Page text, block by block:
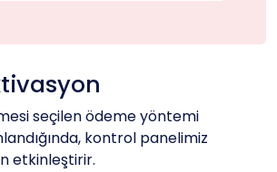
seçilen ödeme yöntemi
kontrol panelimiz
etkinleştirir.